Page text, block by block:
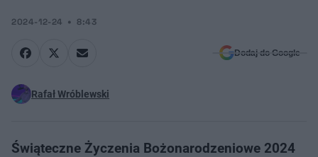
2024-12-24 8:43
Dodaj do Google
Rafał Wróblewski
Świąteczne Życzenia Bożonarodzeniowe 2024